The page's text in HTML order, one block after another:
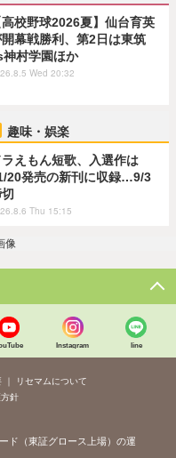
高校野球2026夏】仙台育英
幕戦勝利、第2日は東筑
神村学園ほか
Wed 20:32
趣味・娯楽
ラえもん短歌、入選作は
20発売の新刊に収録…9/3
Thu 15:15
像
Instagram line
リセマムについて
針
ド（東証グロース上場）の運